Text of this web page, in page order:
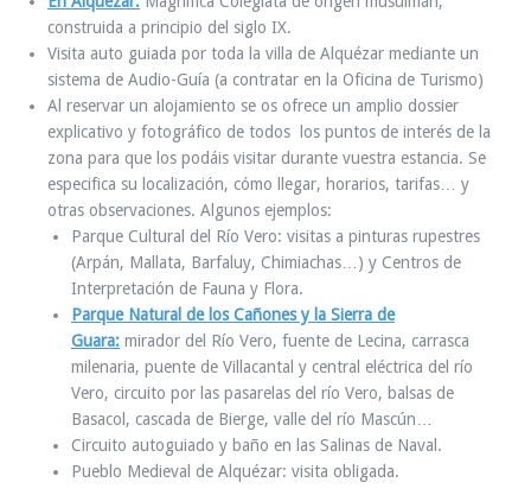
construida a principio del siglo IX.
Visita auto guiada por toda la villa de Alquézar mediante un
sistema de Audio-Guía (a contratar en la Oficina de Turismo)
Al reservar un alojamiento se os ofrece un amplio dossier
explicativo y fotográfico de todos los puntos de interés de la
zona para que los podáis visitar durante vuestra estancia. Se
especifica su localización, cómo llegar, horarios, tarifas… y
otras observaciones. Algunos ejemplos:
Parque Cultural del Río Vero: visitas a pinturas rupestres
(Arpán, Mallata, Barfaluy, Chimiachas…) y Centros de
Interpretación de Fauna y Flora.
Parque Natural de los Cañones y la Sierra de
Guara: mirador del Río Vero, fuente de Lecina, carrasca
milenaria, puente de Villacantal y central eléctrica del río
Vero, circuito por las pasarelas del río Vero, balsas de
Basacol, cascada de Bierge, valle del río Mascún…
Circuito autoguiado y baño en las Salinas de Naval.
Pueblo Medieval de Alquézar: visita obligada.